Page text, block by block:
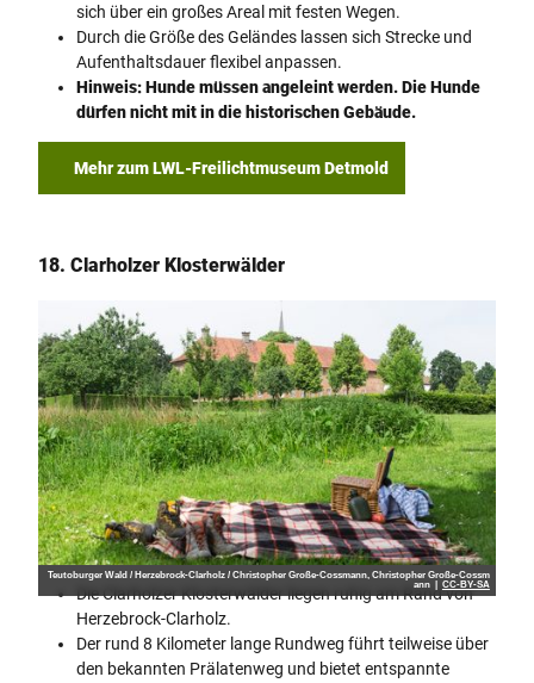
sich über ein großes Areal mit festen Wegen.
Durch die Größe des Geländes lassen sich Strecke und
Aufenthaltsdauer flexibel anpassen.
Hinweis: Hunde müssen angeleint werden. Die Hunde
dürfen nicht mit in die historischen Gebäude.
Mehr zum LWL-Freilichtmuseum Detmold
18. Clarholzer Klosterwälder
Teutoburger Wald / Herzebrock-Clarholz / Christopher Große-Cossmann, Christopher Große-Cossm
ann | CC-BY-SA
Die Clarholzer Klosterwälder liegen ruhig am Rand von
Herzebrock-Clarholz.
Der rund 8 Kilometer lange Rundweg führt teilweise über
den bekannten Prälatenweg und bietet entspannte